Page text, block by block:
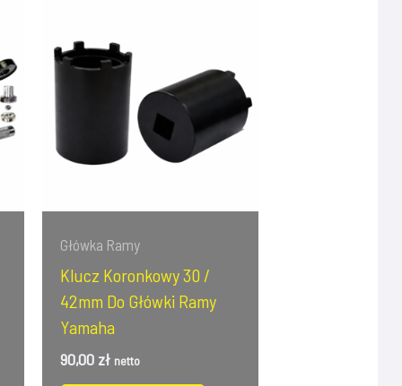
Główka Ramy
Klucz Koronkowy 30 /
42mm Do Główki Ramy
Yamaha
90,00 zł netto